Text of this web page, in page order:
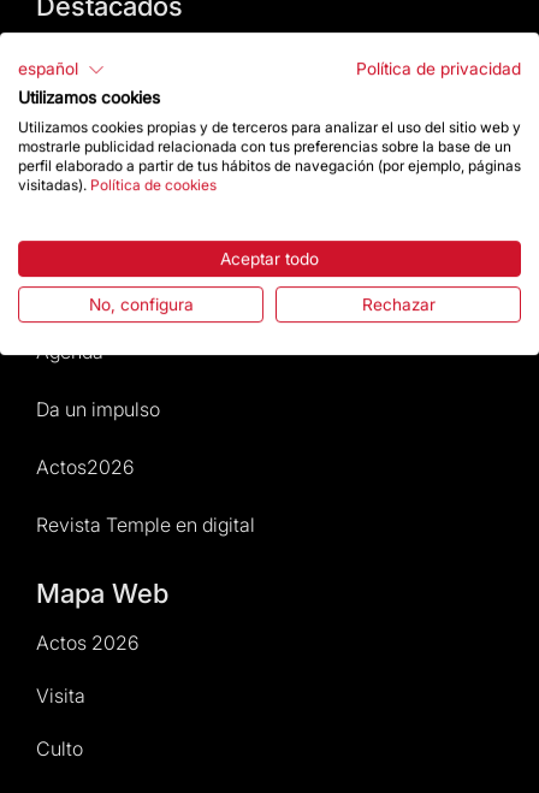
La Fundación
Preguntas frecuentes
Atención al Visitante
Normativa y condiciones de compra
Noticias y Actualidad
Agenda
Da un impulso
Actos2026
Revista Temple en digital
Mapa Web
Actos 2026
Visita
Culto
español
Política de privacidad
Utilizamos cookies
Utilizamos cookies propias y de terceros para analizar el uso del sitio web y
mostrarle publicidad relacionada con tus preferencias sobre la base de un
perfil elaborado a partir de tus hábitos de navegación (por ejemplo, páginas
visitadas). Política de cookies
Aceptar todo
No, configura Rechazar